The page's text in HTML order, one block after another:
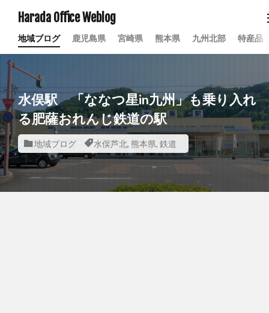
Harada Office Weblog
地域ブログ 鹿児島県 宮崎県 熊本県 九州北部 特産品
水俣駅 「ななつ星in九州」も乗り入れ
る肥薩おれんじ鉄道の駅
地域ブログ 水俣芦北, 熊本県, 鉄道